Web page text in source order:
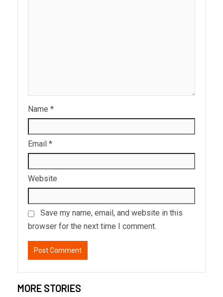
Name *
Email *
Website
Save my name, email, and website in this
browser for the next time I comment.
MORE STORIES